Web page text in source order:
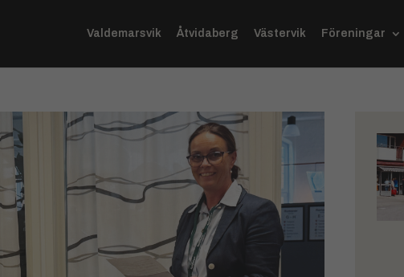
Valdemarsvik Åtvidaberg Västervik Föreningar